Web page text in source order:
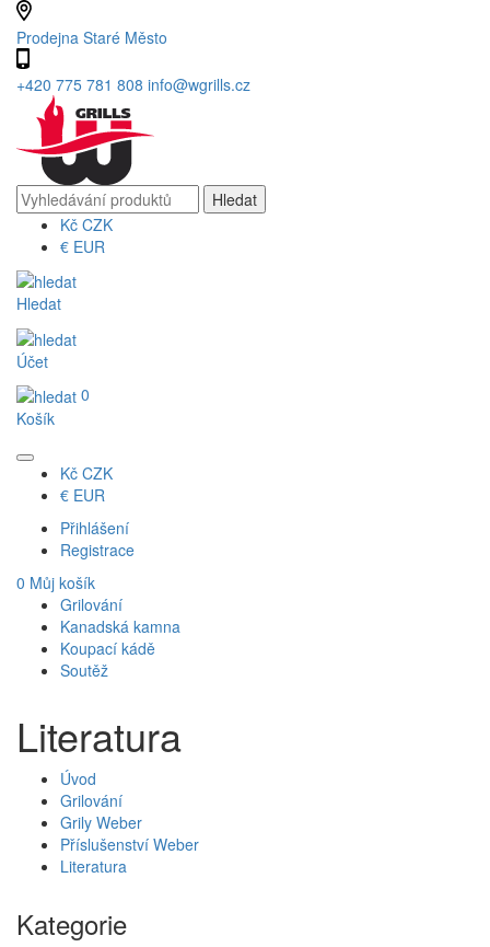
Prodejna Staré Město
+420 775 781 808 info@wgrills.cz
Kč CZK
€ EUR
Hledat
Účet
0
Košík
Kč CZK
€ EUR
Přihlášení
Registrace
0 Můj košík
Grilování
Kanadská kamna
Koupací kádě
Soutěž
Literatura
Úvod
Grilování
Grily Weber
Příslušenství Weber
Literatura
Kategorie